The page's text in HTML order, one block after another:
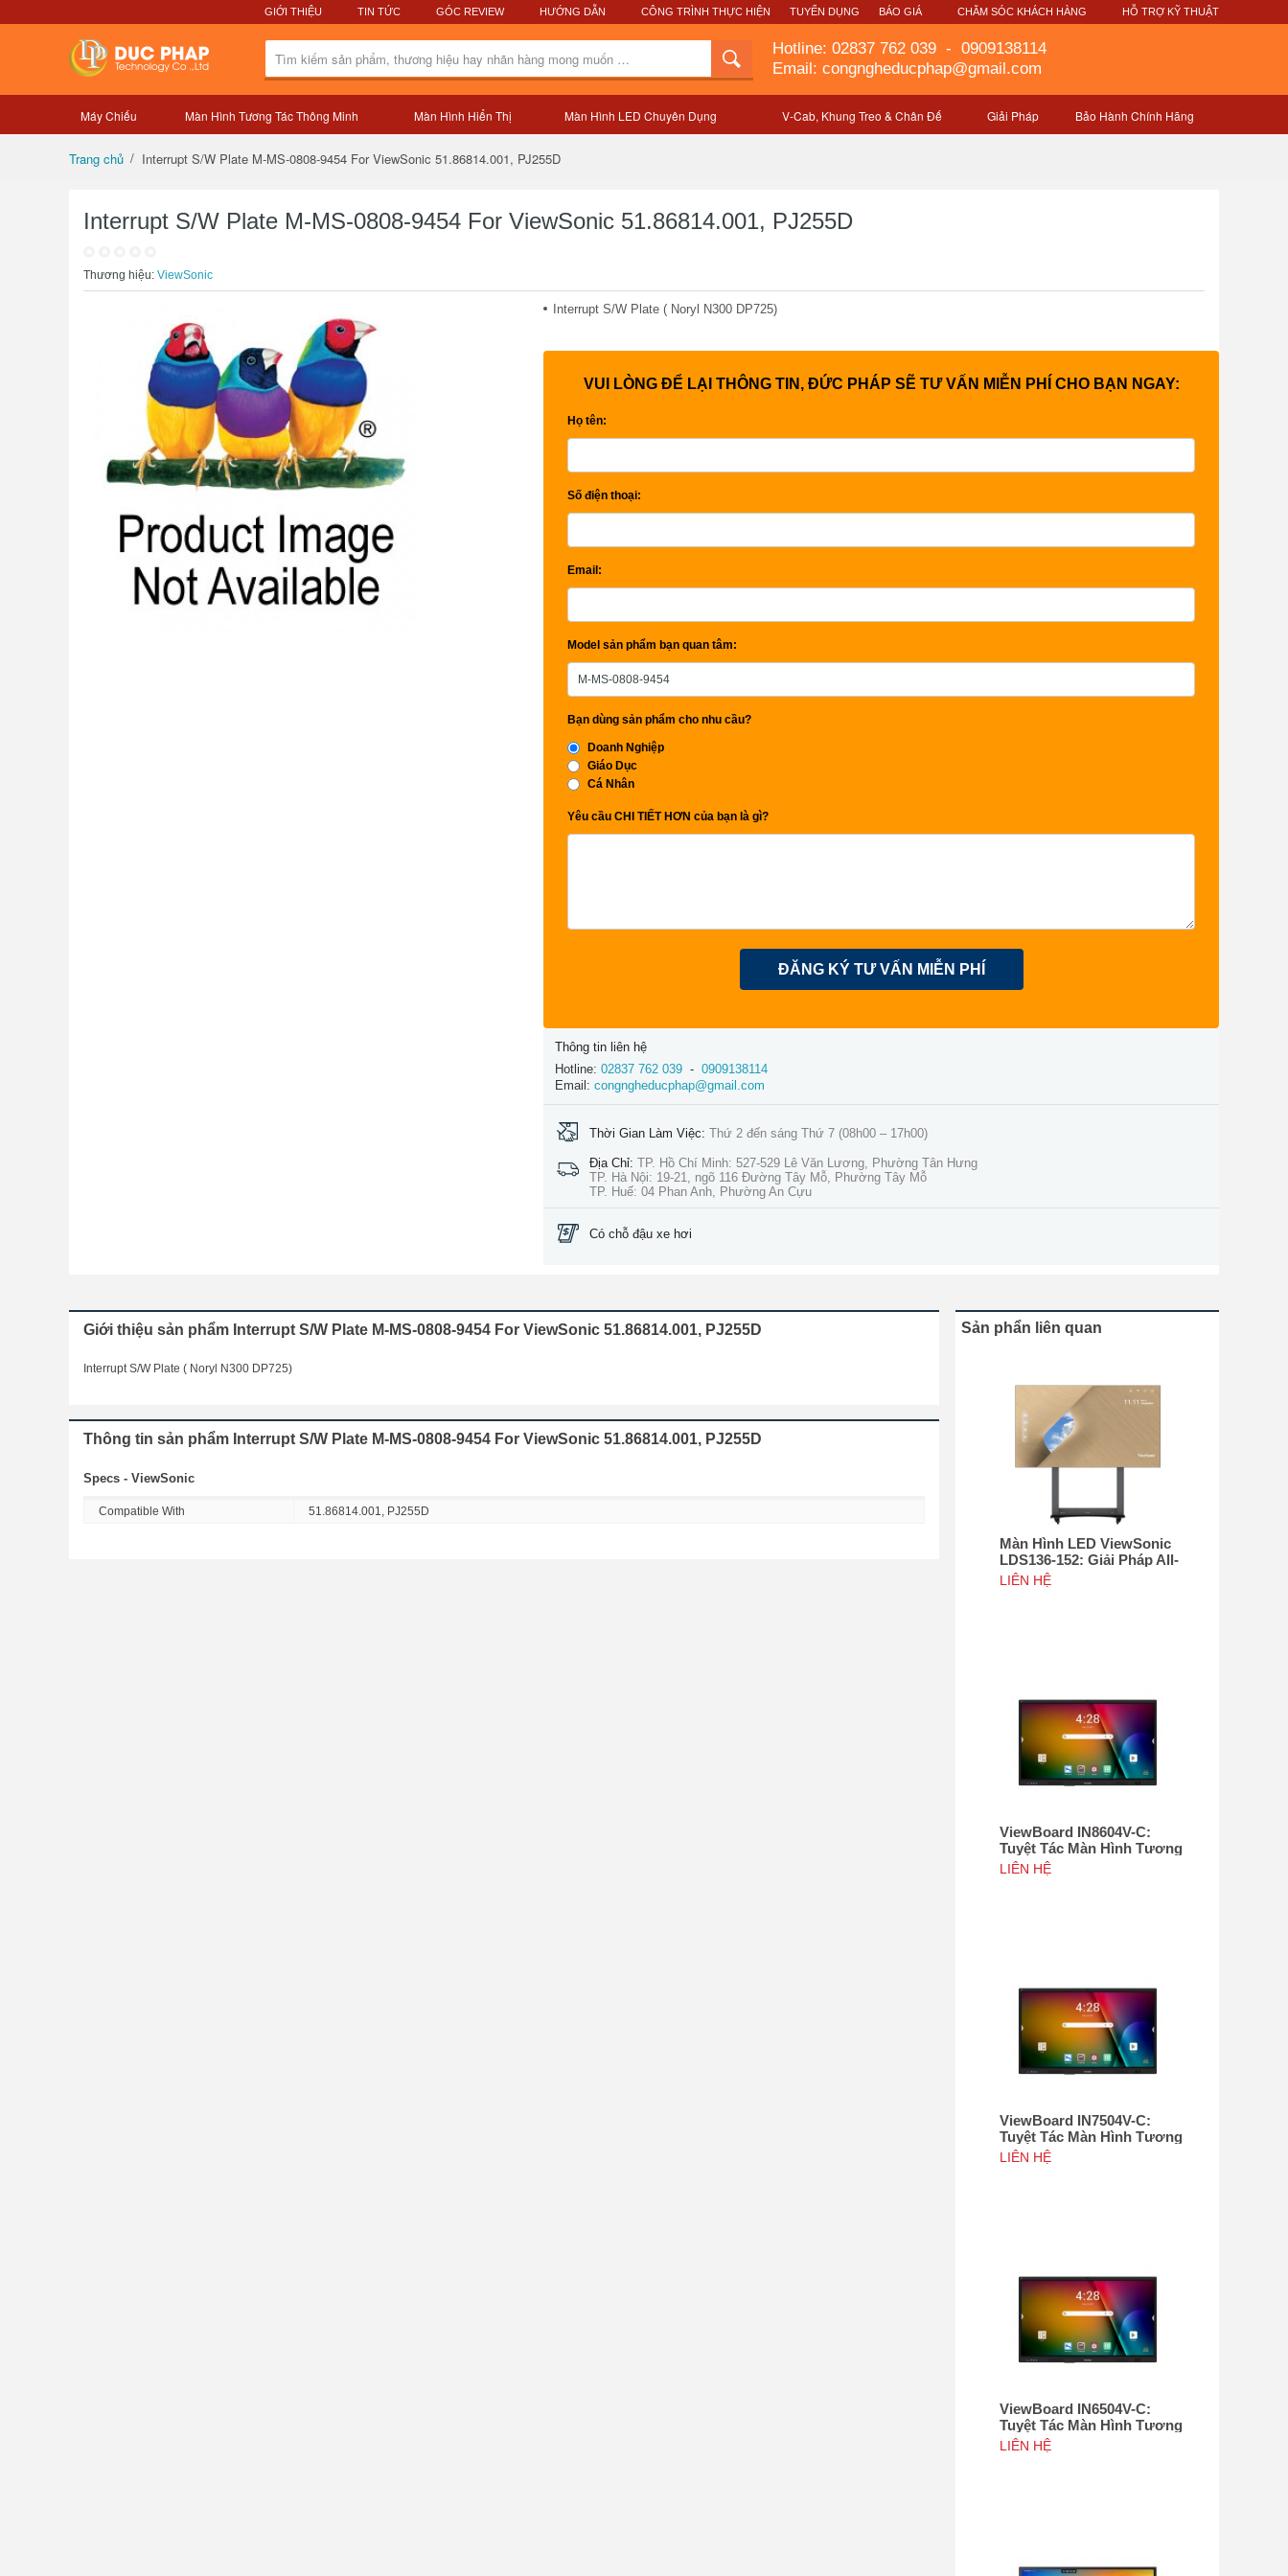
GIỚI THIỆU TIN TỨC GÓC REVIEW HƯỚNG DẪN CÔNG TRÌNH THỰC HIỆN TUYỂN DỤNG BÁO GIÁ CHĂM SÓC KHÁCH HÀNG HỖ TRỢ KỸ THUẬT
Hotline: 02837 762 039 - 0909138114
Email: congngheducphap@gmail.com
Tổng quan sản phẩm Mô tả sản phẩm
Máy Chiếu Màn Hình Tương Tác Thông Minh Màn Hình Hiển Thị Màn Hình LED Chuyên Dụng V-Cab, Khung Treo & Chân Đế Giải Pháp Bảo Hành Chính Hãng
Trang chủ Interrupt S/W Plate M-MS-0808-9454 For ViewSonic 51.86814.001, PJ255D
Interrupt S/W Plate M-MS-0808-9454 For ViewSonic 51.86814.001, PJ255D
Thương hiệu: ViewSonic
Interrupt S/W Plate ( Noryl N300 DP725)
VUI LÒNG ĐỂ LẠI THÔNG TIN, ĐỨC PHÁP SẼ TƯ VẤN MIỄN PHÍ CHO BẠN NGAY:
Họ tên:
Số điện thoại:
Email:
Model sản phẩm bạn quan tâm:
Bạn dùng sản phẩm cho nhu cầu?
Doanh Nghiệp
Giáo Dục
Cá Nhân
Yêu cầu CHI TIẾT HƠN của bạn là gì?
ĐĂNG KÝ TƯ VẤN MIỄN PHÍ
Thông tin liên hệ
Hotline: 02837 762 039 - 0909138114
Email: congngheducphap@gmail.com
Thời Gian Làm Việc: Thứ 2 đến sáng Thứ 7 (08h00 – 17h00)
Địa Chỉ: TP. Hồ Chí Minh: 527-529 Lê Văn Lương, Phường Tân Hưng
TP. Hà Nội: 19-21, ngõ 116 Đường Tây Mỗ, Phường Tây Mỗ
TP. Huế: 04 Phan Anh, Phường An Cựu
Có chỗ đậu xe hơi
Giới thiệu sản phẩm Interrupt S/W Plate M-MS-0808-9454 For ViewSonic 51.86814.001, PJ255D
Interrupt S/W Plate ( Noryl N300 DP725)
Thông tin sản phẩm Interrupt S/W Plate M-MS-0808-9454 For ViewSonic 51.86814.001, PJ255D
Specs - ViewSonic
Compatible With 51.86814.001, PJ255D
Sản phẩn liên quan
Màn Hình LED ViewSonic
LDS136-152: Giải Pháp All-
in-One Di Động Hàng Đầu
LIÊN HỆ
ViewBoard IN8604V-C:
Tuyệt Tác Màn Hình Tương
Tác 86", Tích hợp camera
4K độ phân giải 50MP, NFC
LIÊN HỆ
ViewBoard IN7504V-C:
Tuyệt Tác Màn Hình Tương
Tác 75", Tích hợp camera
4K độ phân giải 50MP, NFC
LIÊN HỆ
ViewBoard IN6504V-C:
Tuyệt Tác Màn Hình Tương
Tác 65inch, Tích hợp
camera 4K độ phân giải
LIÊN HỆ